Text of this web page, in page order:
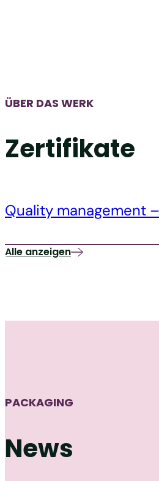
ÜBER DAS WERK
Zertifikate
Quality management
Alle anzeigen
PACKAGING
News